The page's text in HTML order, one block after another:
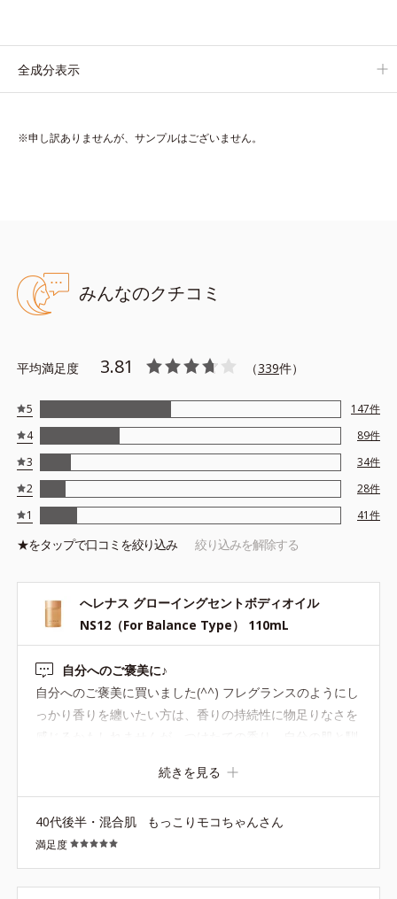
果的に広げます。
【OS09】油分が多い肌に。さっぱりした柑橘にスパイスをプラ
スした、植物の生命力を感じさせる香り。
く、体臭のような“ニオイ”でもない、自然な“いい匂い”を目指し
【ご使用方法】
お風呂上がりのボディケアとして、マッサージするように適量を
塗布してください。
また朝にデコルテや腕に使用すると、穏やかないい匂いが日中も
続きます。塗り重ねることで“自然ないい匂い”を長時間お楽しみ
いただけます。
ス＝保湿成分
*1乳酸捍菌/セイヨウナシ果汁発酵液 *2ダマスクバラ花油
全成分表示
※申し訳ありませんが、サンプルはございません。
みんなのクチコミ
平均満足度 3.81 （339件）
5 147件
4
89件
3
34件
2
28件
1
41件
★をタップで口コミを絞り込み 絞り込みを解除する
へレナス グローイングセントボディオイル
NS12（For Balance Type） 110mL
自分へのご褒美に♪
自分へのご褒美に買いました(^^) フレグランスのようにし
っかり香りを纏いたい方は、香りの持続性に物足りなさを
っと疲れた時のマッサージや、朝の気合いを入れたい時な
ど、さまざまなシーンでお世話になっています(^^)ヘレナ
スの香りのヘアオイルも欲しいなぁ(^^)
続きを見る
40代後半・混合肌 もっこりモコちゃんさん
満足度